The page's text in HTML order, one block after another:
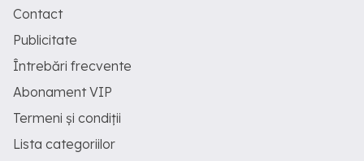
Contact
Publicitate
Întrebări frecvente
Abonament VIP
Termeni și condiții
Lista categoriilor